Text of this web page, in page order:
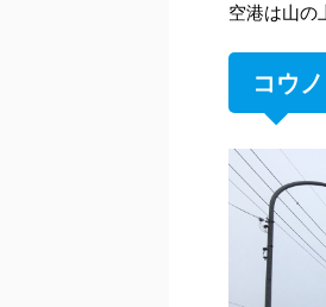
空港は山の
コウ